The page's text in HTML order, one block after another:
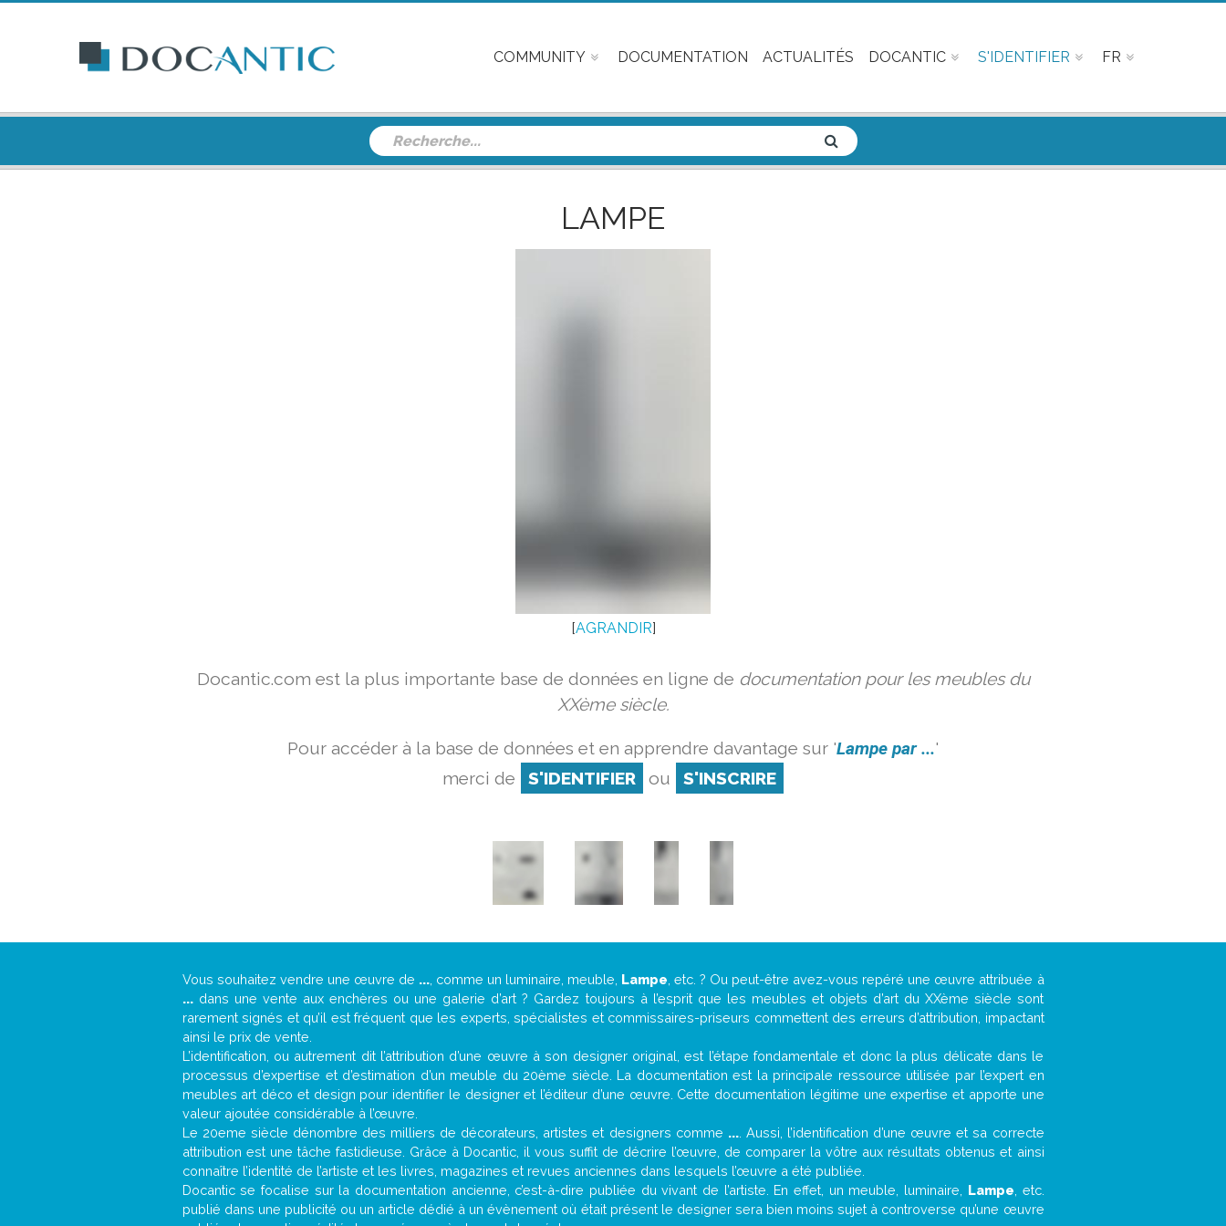
COMMUNITY DOCUMENTATION ACTUALITÉS DOCANTIC S'IDENTIFIER FR
LAMPE
[AGRANDIR]
Docantic.com est la plus importante base de données en ligne de documentation pour les meubles du
XXème siècle.
Pour accéder à la base de données et en apprendre davantage sur 'Lampe par ...'
merci de
S'IDENTIFIER ou S'INSCRIRE
Vous souhaitez vendre une œuvre de ..., comme un luminaire, meuble, Lampe , etc. ? Ou peut-être avez-vous repéré une œuvre attribuée à
...dans une vente aux enchères ou une galerie d’art ? Gardez toujours à l’esprit que les meubles et objets d’art du XXème siècle sont
rarement signés et qu’il est fréquent que les experts, spécialistes et commissaires-priseurs commettent des erreurs d’attribution, impactant
ainsi le prix de vente.
L’identification, ou autrement dit l’attribution d’une œuvre à son designer original, est l’étape fondamentale et donc la plus délicate dans le
processus d’expertise et d’estimation d’un meuble du 20ème siècle. La documentation est la principale ressource utilisée par l’expert en
meubles art déco et design pour identifier le designer et l’éditeur d’une œuvre. Cette documentation légitime une expertise et apporte une
valeur ajoutée considérable à l’œuvre.
Le 20eme siècle dénombre des milliers de décorateurs, artistes et designers comme .... Aussi, l’identification d’une œuvre et sa correcte
attribution est une tâche fastidieuse. Grâce à Docantic, il vous suffit de décrire l’œuvre, de comparer la vôtre aux résultats obtenus et ainsi
connaître l’identité de l’artiste et les livres, magazines et revues anciennes dans lesquels l’œuvre a été publiée.
Docantic se focalise sur la documentation ancienne, c’est-à-dire publiée du vivant de l’artiste. En effet, un meuble, luminaire, Lampe , etc.
publié dans une publicité ou un article dédié à un évènement où était présent le designer sera bien moins sujet à controverse qu’une œuvre